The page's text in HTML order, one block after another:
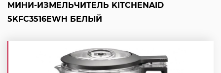
МИНИ-ИЗМЕЛЬЧИТЕЛЬ KITCHENAID
5KFC3516EWH БЕЛЫЙ